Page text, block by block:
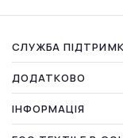
СЛУЖБА
ДОДАТКОВО
ІНФОРМАЦІЯ